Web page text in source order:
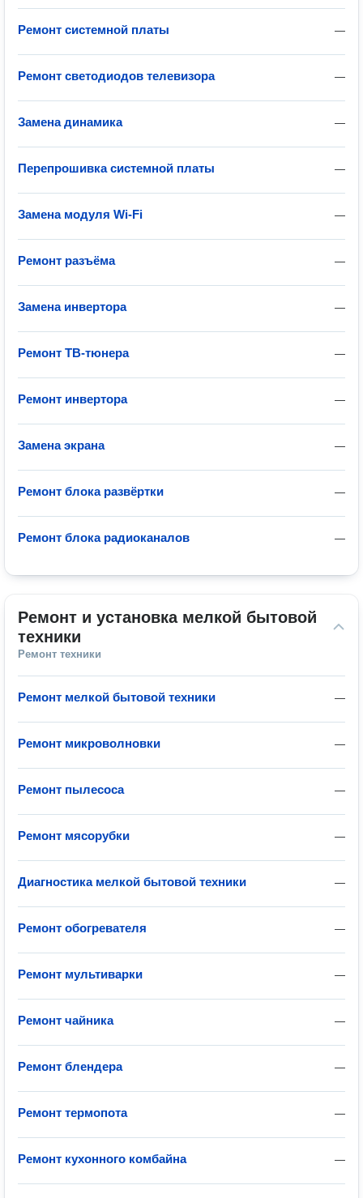
—
Ремонт системной платы
—
Ремонт светодиодов телевизора
—
Замена динамика
—
Перепрошивка системной платы
—
Замена модуля Wi-Fi
—
Ремонт разъёма
—
Замена инвертора
—
Ремонт ТВ-тюнера
—
Ремонт инвертора
—
Замена экрана
—
Ремонт блока развёртки
—
Ремонт блока радиоканалов
Ремонт и установка мелкой бытовой
техники
Ремонт техники
—
Ремонт мелкой бытовой техники
—
Ремонт микроволновки
—
Ремонт пылесоса
—
Ремонт мясорубки
—
Диагностика мелкой бытовой техники
—
Ремонт обогревателя
—
Ремонт мультиварки
—
Ремонт чайника
—
Ремонт блендера
—
Ремонт термопота
—
Ремонт кухонного комбайна